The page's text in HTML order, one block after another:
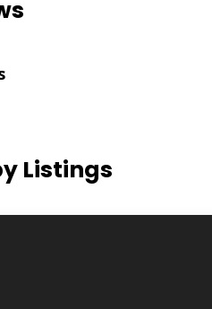
Listings